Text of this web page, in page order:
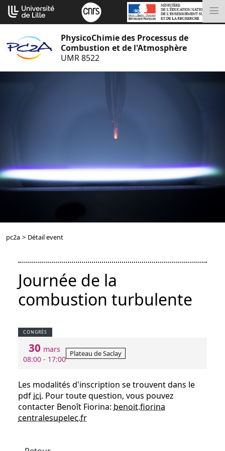
Aller
au
contenu
PhysicoChimie des Processus de
Combustion et de l'Atmosphère
UMR 8522
pc2a > Détail event
Journée de la
combustion turbulente
CONGRÈS
30 mars
08:00 - 17:00
Plateau de Saclay
Les modalités d'inscription se trouvent dans le
pdf ici. Pour toute question, vous pouvez
contacter Benoît Fiorina: benoit.fiorina
centralesupelec.fr
Cookies management panel